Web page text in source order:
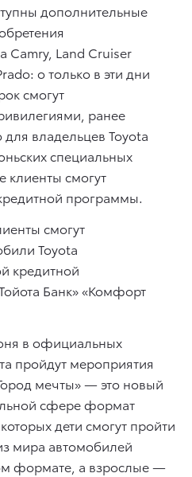
дополнительные
Camry, Land Cruiser
o только в эти дни
смогут
ранее
владельцев Toyota
специальных
клиенты смогут
программы.
смогут
Toyota
кредитной
Банк» «Комфорт
в официальных
пройдут мероприятия
мечты» — это новый
сфере формат
дети смогут пройти
мира автомобилей
формате, а взрослые —